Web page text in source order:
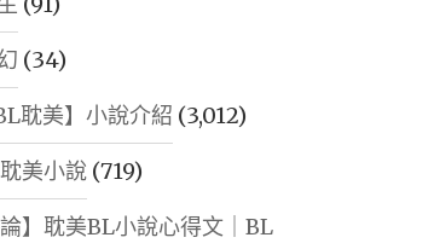
(34)
耽美】小說介紹 (3,012)
耽美小說(719)
論】耽美BL小說心得文｜BL